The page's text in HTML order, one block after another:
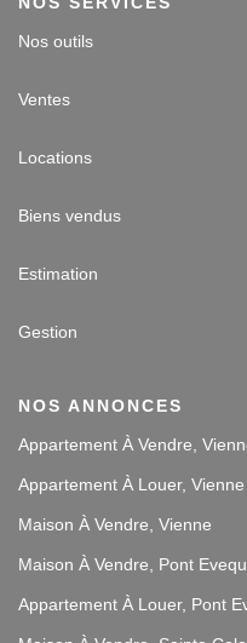
Nos outils
Ventes
Locations
Biens vendus
Estimation
Gestion
NOS ANNONCES
Appartement À Vendre,
Appartement À Louer, Vienne
Maison À Vendre, Vienne
Maison À Vendre, Pont
Appartement À Louer, Pont